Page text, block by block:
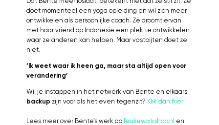
doet momenteel een yoga opleiding en wil zich meer
ontwikkelen als persoonlijke coach. Ze droomt ervan
met haar vriend op Indonesië een plek te ontwikkelen
waar ze anderen kan helpen. Maar vastbijten doet ze
niet.
‘Ik weet waar ik heen ga, maar sta altijd open voor
verandering’
Wil je instappen in het netwerk van Bente en elkaars
backup zijn voor als het even tegenzit? Klik dan hier!
Lees meer over Bente’s werk op leukeworkshop.nl en